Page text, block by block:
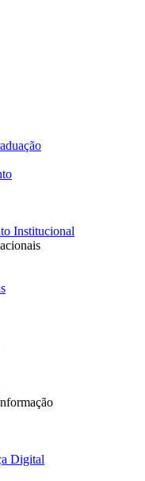
Institucional
Digital